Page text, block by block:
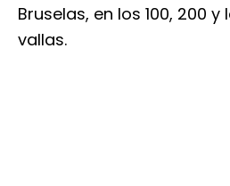
Bruselas, en los 100, 200
vallas.